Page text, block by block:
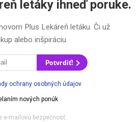
letákyihneď poruke.
Plus Lekáreň letáku. Či už
alebo inšpiráciu.
Potvrdiť!
ochrany osobných údajov
nových ponúk
e-mailovú bezpečnosť.